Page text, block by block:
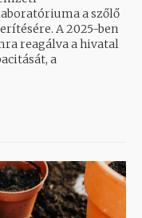
a szőlő
A 2025-ben
reagálva a hivatal
a